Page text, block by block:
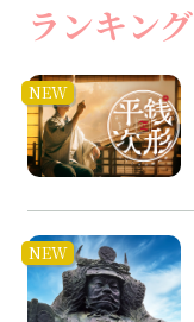
ランキング
NEW
NEW